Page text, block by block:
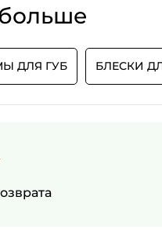
ДЛЯ ГУБ БЛЕСКИ